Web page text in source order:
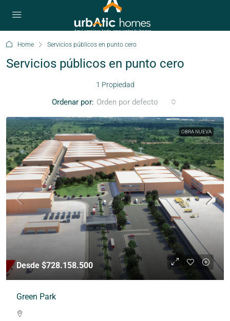
Home Servicios públicos en punto cero
Servicios públicos en punto cero
1 Propiedad
Ordenar por: Orden por defecto
OBRA NUEVA
Desde $728.158.500
Green Park